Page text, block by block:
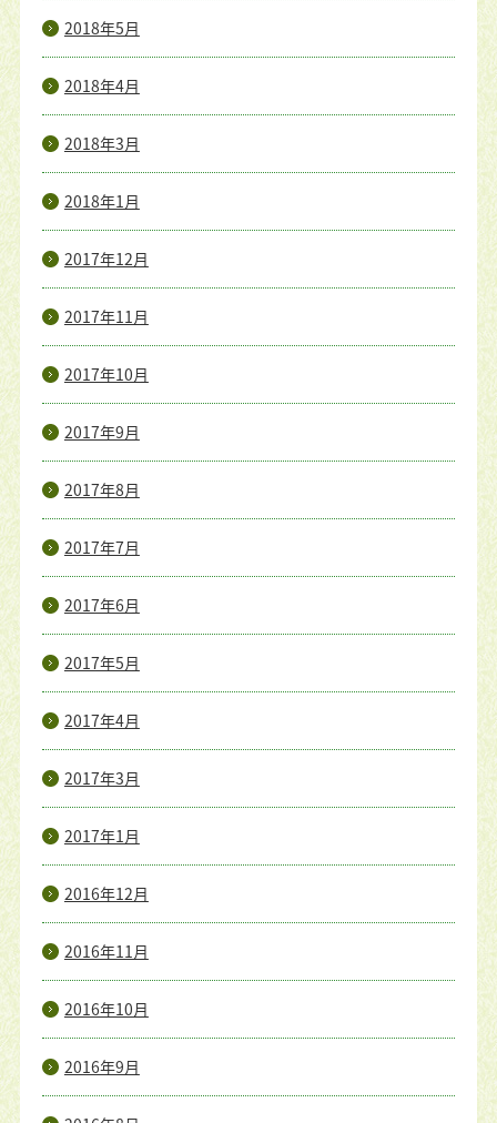
2018年5月
2018年4月
2018年3月
2018年1月
2017年12月
2017年11月
2017年10月
2017年9月
2017年8月
2017年7月
2017年6月
2017年5月
2017年4月
2017年3月
2017年1月
2016年12月
2016年11月
2016年10月
2016年9月